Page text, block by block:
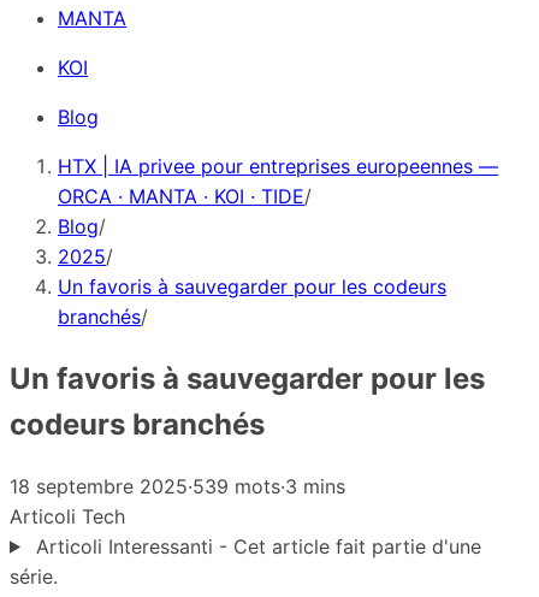
MANTA
KOI
Blog
HTX | IA privee pour entreprises europeennes —
ORCA · MANTA · KOI · TIDE/
Blog/
2025/
Un favoris à sauvegarder pour les codeurs
branchés/
Un favoris à sauvegarder pour les
codeurs branchés
18 septembre 2025·539 mots·3 mins
Articoli Tech
Articoli Interessanti - Cet article fait partie d'une
série.